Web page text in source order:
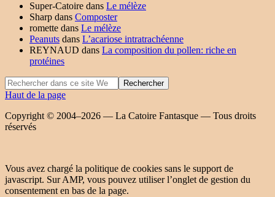
Super-Catoire dans Le mélèze
Sharp dans Composter
romette dans Le mélèze
Peanuts dans L’acariose intratrachéenne
REYNAUD dans La composition du pollen: riche en
protéines
Haut de la page
Copyright © 2004–2026 — La Catoire Fantasque — Tous droits
réservés
Vous avez chargé la politique de cookies sans le support de
javascript. Sur AMP, vous pouvez utiliser l’onglet de gestion du
consentement en bas de la page.